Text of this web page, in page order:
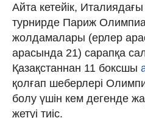
Айта кетейік,
турнирде Париж
жолдамалары (ерлер
арасында 21) сарапқа
Қазақстаннан 11 боксшы
қолғап шеберлері
болу үшін кем дегенде
жетуі тиіс.